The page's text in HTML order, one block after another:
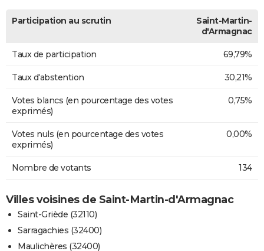
Participation au scrutin
Saint-Martin-
d'Armagnac
Taux de participation 69,79%
Taux d'abstention 30,21%
Votes blancs (en pourcentage des votes
exprimés)
0,75%
Votes nuls (en pourcentage des votes
exprimés)
0,00%
Nombre de votants 134
Villes voisines de Saint-Martin-d'Armagnac
Saint-Griède (32110)
Sarragachies (32400)
Maulichères (32400)